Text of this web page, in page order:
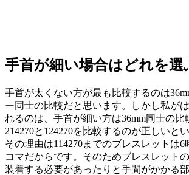
手首が細い場合はどれを選
手首が太くない方が最も比較するのは
ー同士の比較だと思います。しかし私が
れるのは、手首が細い方は36mm同士の比
214270と124270を比較するのが正しいと
その理由は114270までのブレスレットは
コマだからです。そのためブレスレット
装着する必要があったりと手間がかかる